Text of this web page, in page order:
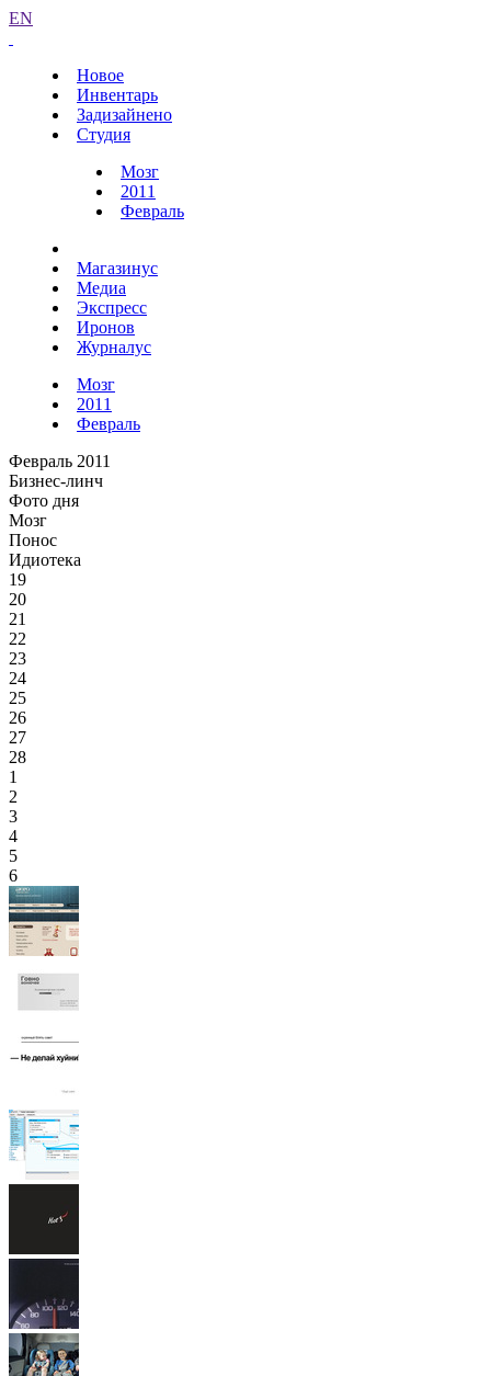
EN
Новое
Инвентарь
Задизайнено
Студия
Мозг
2011
Февраль
Магазинус
Медиа
Экспресс
Иронов
Журналус
Мозг
2011
Февраль
Февраль 2011
Бизнес-линч
Фото дня
Мозг
Понос
Идиотека
19
20
21
22
23
24
25
26
27
28
1
2
3
4
5
6